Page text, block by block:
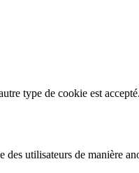
type de cookie est accepté.
des utilisateurs de manière